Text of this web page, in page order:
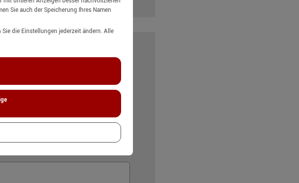
Sie auch der Speicherung Ihres Namen
die Einstellungen jederzeit ändern. Alle